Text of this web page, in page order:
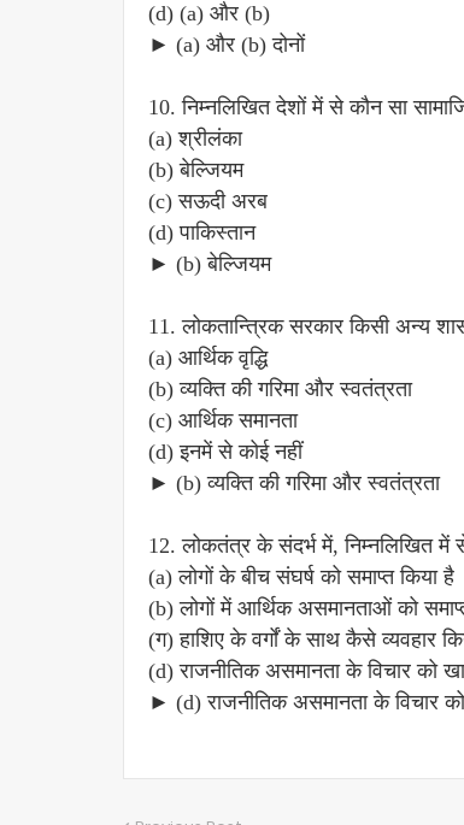
(d) (a) और (b)
► (a) और (b) दोनों
10. निम्नलिखित देशों में से कौन सा
(a) श्रीलंका
(b) बेल्जियम
(c) सऊदी अरब
(d) पाकिस्तान
► (b) बेल्जियम
11. लोकतान्त्रिक सरकार किसी अन्य
(a) आर्थिक वृद्धि
(b) व्यक्ति की गरिमा और स्वतंत्रता
(c) आर्थिक समानता
(d) इनमें से कोई नहीं
► (b) व्यक्ति की गरिमा और स्वतंत्रता
12. लोकतंत्र के संदर्भ में, निम्नलिखित
(a) लोगों के बीच संघर्ष को समाप्त किया है
(b) लोगों में आर्थिक असमानताओं को
(ग) हाशिए के वर्गों के साथ कैसे व्यवहार
(d) राजनीतिक असमानता के विचार को
► (d) राजनीतिक असमानता के विचार